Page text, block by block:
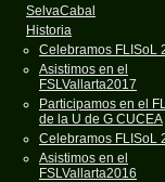
SelvaCabal
Historia
Celebramos FLISoL
Asistimos en el
FSLVallarta2017
Participamos en el
de la U de G CUCEA
Celebramos FLISoL
Asistimos en el
FSLVallarta2016